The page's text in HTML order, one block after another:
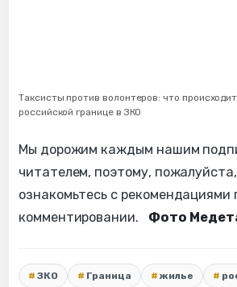
Таксисты против волонтеров: что
российской границе в ЗКО
Мы дорожим каждым нашим
читателем, поэтому,
ознакомьтесь с рекомендациями
комментировании. Фото
ЗКО Граница жилье